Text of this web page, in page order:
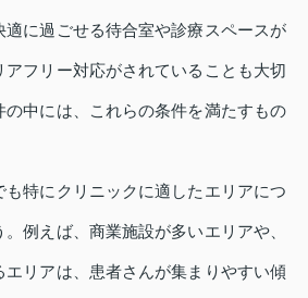
適に過ごせる待合室や診療スペースが
アフリー対応がされていることも大切
の中には、これらの条件を満たすもの
も特にクリニックに適したエリアにつ
例えば、商業施設が多いエリアや、
リアは、患者さんが集まりやすい傾